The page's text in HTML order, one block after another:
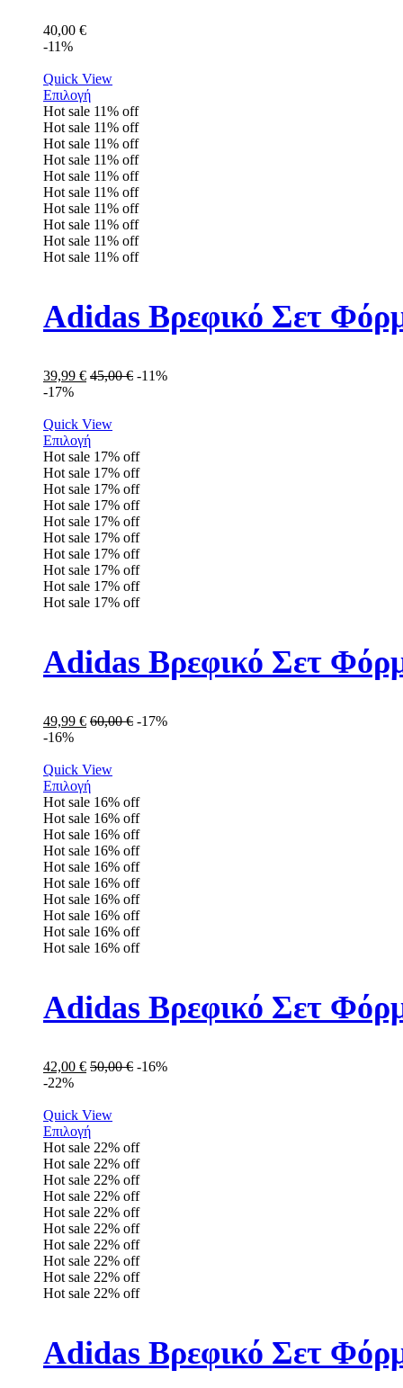
40,00 €
-11%
Quick View
Επιλογή
Hot sale 11% off
Hot sale 11% off
Hot sale 11% off
Hot sale 11% off
Hot sale 11% off
Hot sale 11% off
Hot sale 11% off
Hot sale 11% off
Hot sale 11% off
Hot sale 11% off
Adidas Βρεφικό Σετ
39,99 € 45,00€ -11%
-17%
Quick View
Επιλογή
Hot sale 17% off
Hot sale 17% off
Hot sale 17% off
Hot sale 17% off
Hot sale 17% off
Hot sale 17% off
Hot sale 17% off
Hot sale 17% off
Hot sale 17% off
Hot sale 17% off
Adidas Βρεφικό Σετ
49,99 € 60,00€ -17%
-16%
Quick View
Επιλογή
Hot sale 16% off
Hot sale 16% off
Hot sale 16% off
Hot sale 16% off
Hot sale 16% off
Hot sale 16% off
Hot sale 16% off
Hot sale 16% off
Hot sale 16% off
Hot sale 16% off
Adidas Βρεφικό Σετ
42,00 € 50,00€ -16%
-22%
Quick View
Επιλογή
Hot sale 22% off
Hot sale 22% off
Hot sale 22% off
Hot sale 22% off
Hot sale 22% off
Hot sale 22% off
Hot sale 22% off
Hot sale 22% off
Hot sale 22% off
Hot sale 22% off
Adidas Βρεφικό Σετ